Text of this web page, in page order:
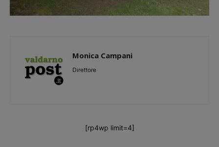
Monica Campani
Direttore
[rp4wp limit=4]